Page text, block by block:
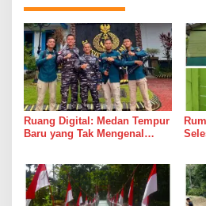
Ruang Digital: Medan Tempur
Baru yang Tak Mengenal